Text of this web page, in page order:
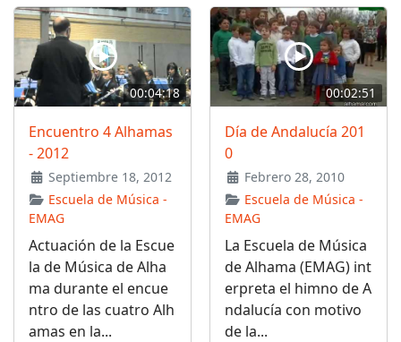
00:04:18
Encuentro 4 Alhamas
- 2012
Septiembre 18, 2012
Escuela de Música -
EMAG
Actuación de la Escue
la de Música de Alha
ma durante el encue
ntro de las cuatro Alh
amas en la...
00:02:51
Día de Andalucía 201
0
Febrero 28, 2010
Escuela de Música -
EMAG
La Escuela de Música
de Alhama (EMAG) int
erpreta el himno de A
ndalucía con motivo
de la...